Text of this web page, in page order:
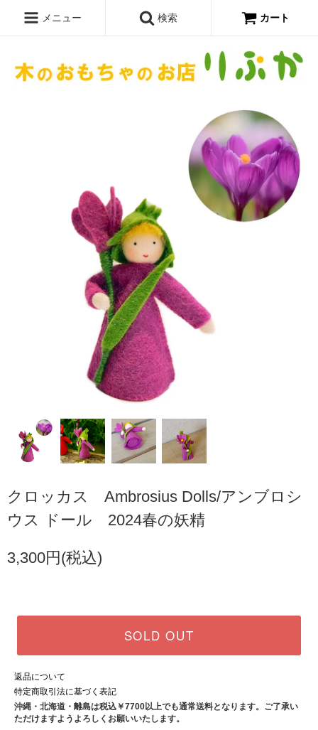
メニュー 検索 カート
クロッカス Ambrosius Dolls/アンブロシ
ウス ドール 2024春の妖精
3,300円(税込)
SOLD OUT
返品について
特定商取引法に基づく表記
沖縄・北海道・離島は税込￥7700以上でも通常送料となります。ご了承い
ただけますようよろしくお願いいたします。